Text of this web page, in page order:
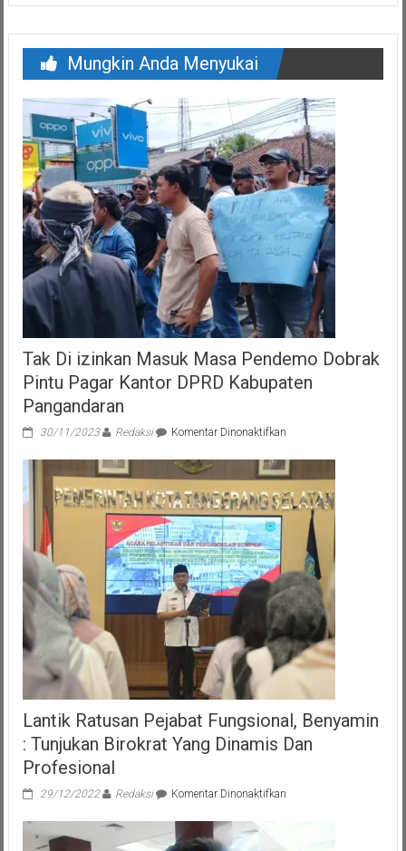
Mungkin Anda Menyukai
Tak Di izinkan Masuk Masa Pendemo Dobrak
Pintu Pagar Kantor DPRD Kabupaten
Pangandaran
30/11/2023 Redaksi Komentar Dinonaktifkanpada
Di
izinkan
Masuk
Masa
Pendemo
Dobrak
Pintu
Pagar
Kantor
DPRD
Kabupaten
Pangandaran
Lantik Ratusan Pejabat Fungsional, Benyamin
: Tunjukan Birokrat Yang Dinamis Dan
Profesional
29/12/2022 Redaksi Komentar Dinonaktifkanpada